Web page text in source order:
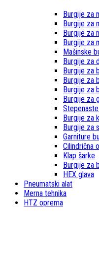
Burgije za
Burgije za
Burgije za
Burgije za
Mašinske
Burgije za
Burgije za
Burgije za
Burgije za
Burgije za
Burgije za
Burgije za
Garniture
Cilindrična
Klap šarke
Burgije za
HEX glava
Pneumatski alat
Merna tehnika
HTZ oprema